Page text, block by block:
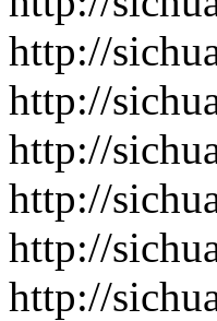
http://
http://
http://
http://
http://
http://